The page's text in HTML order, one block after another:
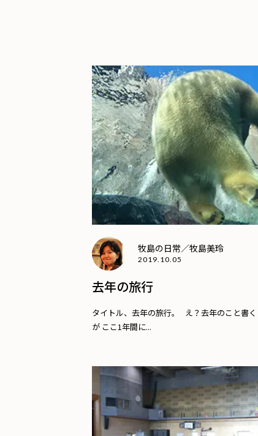
牧島の日常／牧島美玲
2019.10.05
去年の旅行
タイトル、去年の旅行。 え？去年のこと書
が ここ1年間に...